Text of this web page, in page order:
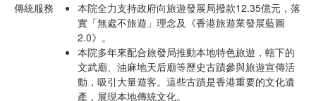
傳統服務
本院全力支持政府向旅遊發展局撥款12.35億元，落
實「無處不旅遊」理念及《香港旅遊業發展藍圖
2.0》。
本院多年來配合旅發局推動本地特色旅遊，轄下的
文武廟、油麻地天后廟等歷史古蹟參與旅遊宣傳活
動，吸引大量遊客。這些古蹟是香港重要的文化遺
產，展現本地傳統文化。